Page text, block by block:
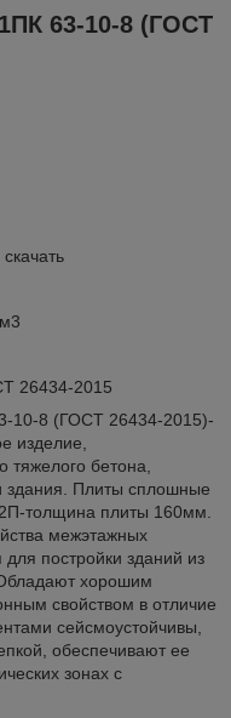
63-10-8 (ГОСТ
скачать
26434-2015
10-8 (ГОСТ 26434-2015)-
изделие,
тяжелого бетона,
здания. Плиты сплошные
толщина плиты 160мм.
межэтажных
постройки зданий из
хорошим
свойством в отличие
сейсмоустойчивы,
обеспечивают ее
зонах с